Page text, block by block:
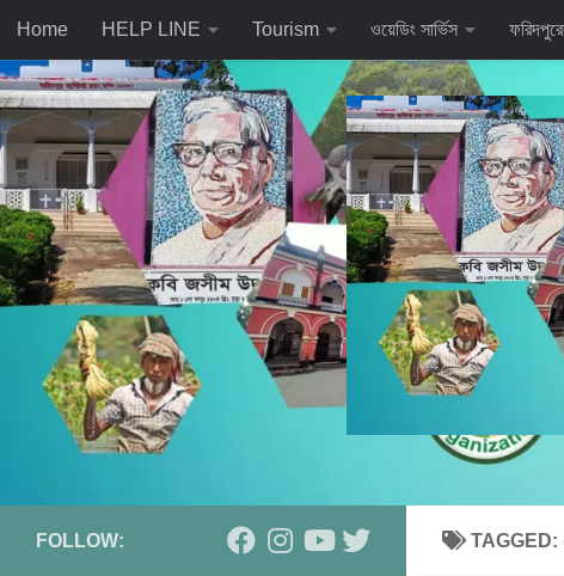
Skip to content
Home HELP LINE Tourism ওয়েডিং সার্ভিস
TAGGED:
FOLLOW: